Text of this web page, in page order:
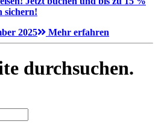
sichern!
2025
Mehr erfahren
durchsuchen.